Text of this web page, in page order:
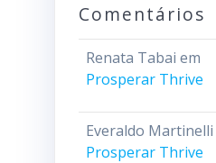
Comentários
Renata Tabai em
Prosperar Thrive
Everaldo Martinelli
Prosperar Thrive